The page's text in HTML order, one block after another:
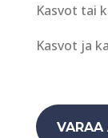
Kasvot tai
Kasvot ja
VARAA